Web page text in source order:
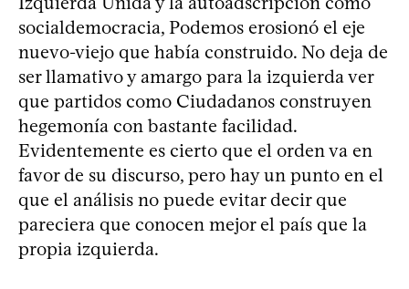
socialdemocracia, Podemos erosionó el eje
nuevo-viejo que había construido. No deja de
ser llamativo y amargo para la izquierda ver
que partidos como Ciudadanos construyen
hegemonía con bastante facilidad.
Evidentemente es cierto que el orden va en
favor de su discurso, pero hay un punto en el
que el análisis no puede evitar decir que
pareciera que conocen mejor el país que la
propia izquierda.